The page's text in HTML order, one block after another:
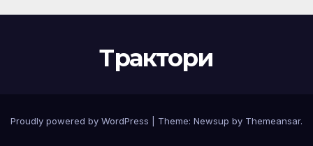
Трактори
Proudly powered by WordPress Theme: Newsup by Themeansar.